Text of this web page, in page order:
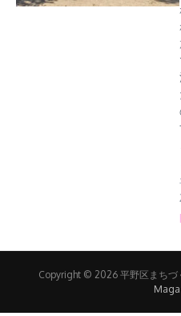
Copyright © 2026 平野区まちづ